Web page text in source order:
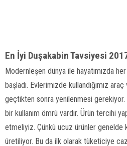
En İyi Duşakabin Tavsiyesi
Modernleşen dünya ile hayatımızda
başladı. Evlerimizde kullandığımız
geçtikten sonra yenilenmesi gerekiyor.
bir kullanım ömrü vardır. Ürün tercihi
etmeliyiz. Çünkü ucuz ürünler genelde
üretiliyor. Bu da ilk olarak tüketiciye